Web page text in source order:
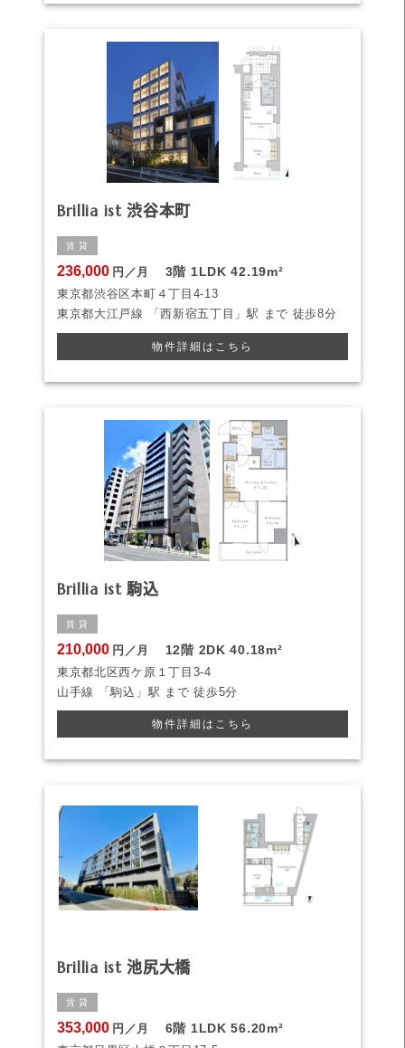
Brillia ist 渋谷本町
賃 貸
236,000 円／月 3階 1LDK 42.19m²
東京都渋谷区本町４丁目4-13
東京都大江戸線
「西新宿五丁目」駅 まで 徒歩8分
物件詳細はこちら
Brillia ist 駒込
賃 貸
210,000 円／月 12階 2DK 40.18m²
東京都北区西ケ原１丁目3-4
山手線
「駒込」駅 まで 徒歩5分
物件詳細はこちら
Brillia ist 池尻大橋
賃 貸
353,000 円／月 6階 1LDK 56.20m²